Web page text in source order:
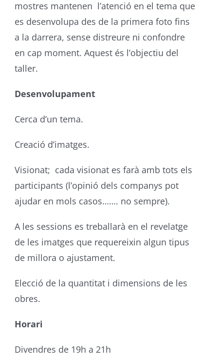
mostres mantenen l’atenció en el tema que
es desenvolupa des de la primera foto fins
a la darrera, sense distreure ni confondre
en cap moment. Aquest és l’objectiu del
taller.
Desenvolupament
Cerca d’un tema.
Creació d’imatges.
Visionat; cada visionat es farà amb tots els
participants (l’opinió dels companys pot
ajudar en mols casos……. no sempre).
A les sessions es treballarà en el revelatge
de les imatges que requereixin algun tipus
de millora o ajustament.
Elecció de la quantitat i dimensions de les
obres.
Horari
Divendres de 19h a 21h